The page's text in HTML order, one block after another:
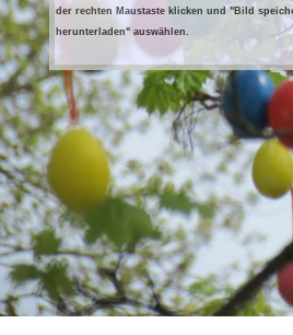
der rechten Maustaste klicken und "Bild
herunterladen" auswählen.